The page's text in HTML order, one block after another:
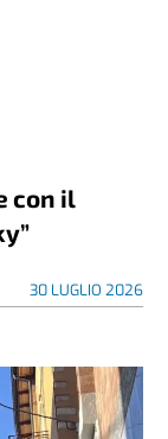
con il
30 LUGLIO 2026